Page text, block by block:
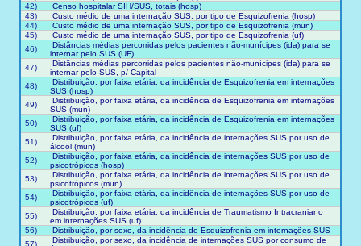
42)
Censo hospitalar SIH/SUS, totais (hosp)
43)
Custo médio de uma internação SUS, por tipo de Esquizofrenia (hosp)
44)
Custo médio de uma internação SUS, por tipo de Esquizofrenia (mun)
45)
Custo médio de uma internação SUS, por tipo de Esquizofrenia (uf)
46)
Distâncias médias percorridas pelos pacientes não-munícipes (ida) para se
internar pelo SUS (UF)
47)
Distâncias médias percorridas pelos pacientes não-munícipes (ida) para se
internar pelo SUS, p/ Capital
48)
Distribuição, por faixa etária, da incidência de Esquizofrenia em internações
SUS (hosp)
49)
Distribuição, por faixa etária, da incidência de Esquizofrenia em internações
SUS (mun)
50)
Distribuição, por faixa etária, da incidência de Esquizofrenia em internações
SUS (uf)
51)
Distribuição, por faixa etária, da incidência de internações SUS por uso de
álcool (mun)
52)
Distribuição, por faixa etária, da incidência de internações SUS por uso de
psicotrópicos (hosp)
53)
Distribuição, por faixa etária, da incidência de internações SUS por uso de
psicotrópicos (mun)
54)
Distribuição, por faixa etária, da incidência de internações SUS por uso de
psicotrópicos (uf)
55)
Distribuição, por faixa etária, da incidência de Traumatismo Intracraniano
em internações SUS (uf)
56)
Distribuição, por sexo, da incidência de Esquizofrenia em internações SUS
57)
Distribuição, por sexo, da incidência de internações SUS por consumo de